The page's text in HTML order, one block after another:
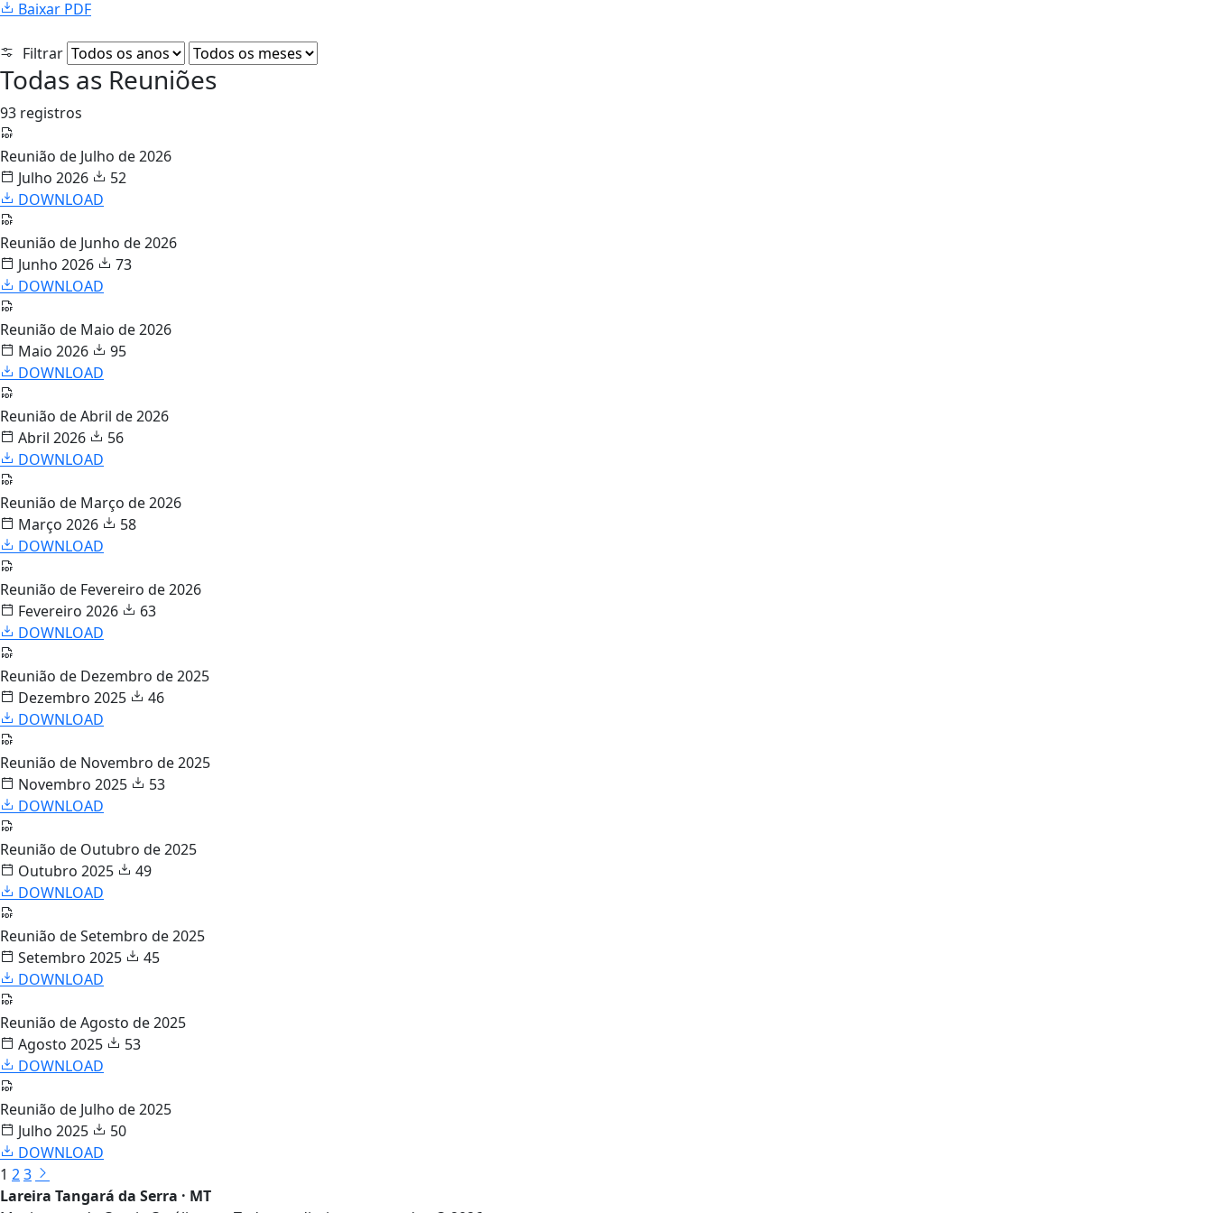
Baixar PDF
Filtrar
Todas as Reuniões
93 registros
Reunião de Julho de 2026
Julho 2026
52
DOWNLOAD
Reunião de Junho de 2026
Junho 2026
73
DOWNLOAD
Reunião de Maio de 2026
Maio 2026
95
DOWNLOAD
Reunião de Abril de 2026
Abril 2026
56
DOWNLOAD
Reunião de Março de 2026
Março 2026
58
DOWNLOAD
Reunião de Fevereiro de 2026
Fevereiro 2026
63
DOWNLOAD
Reunião de Dezembro de 2025
Dezembro 2025
46
DOWNLOAD
Reunião de Novembro de 2025
Novembro 2025
53
DOWNLOAD
Reunião de Outubro de 2025
Outubro 2025
49
DOWNLOAD
Reunião de Setembro de 2025
Setembro 2025
45
DOWNLOAD
Reunião de Agosto de 2025
Agosto 2025
53
DOWNLOAD
Reunião de Julho de 2025
Julho 2025
50
DOWNLOAD
1 23
Lareira Tangará da Serra · MT